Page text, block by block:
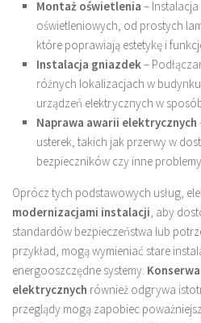
Montaż oświetlenia –
oświetleniowych, od prostych
które poprawiają estetykę i
Instalacja gniazdek–
różnych lokalizacjach w
urządzeń elektrycznych w
Naprawa awarii elektrycznych
usterek, takich jak przerwy w
bezpieczników czy inne
Oprócz tych podstawowych usług,
modernizacjami instalacji, aby
standardów bezpieczeństwa lub
przykład, mogą wymieniać stare
energooszczędne systemy.
elektrycznych również odgrywa
przeglądy mogą zapobiec